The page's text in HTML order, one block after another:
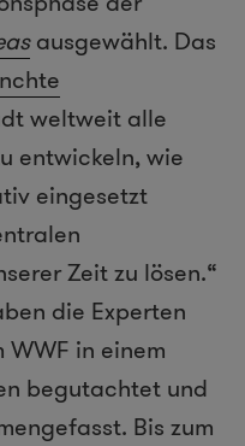
ausgewählt. Das
weltweit alle
entwickeln, wie
eingesetzt
Zeit zu lösen.“
die Experten
WWF in einem
begutachtet und
Bis zum